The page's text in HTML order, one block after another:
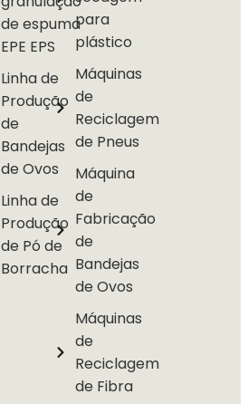
de espuma
EPE EPS
Linha de
Produção
de
Bandejas
de Ovos
Linha de
Produção
de Pó de
Borracha
para
plástico
Máquinas
de
Reciclagem
de Pneus
Máquina
de
Fabricação
de
Bandejas
de Ovos
Máquinas
de
Reciclagem
de Fibra